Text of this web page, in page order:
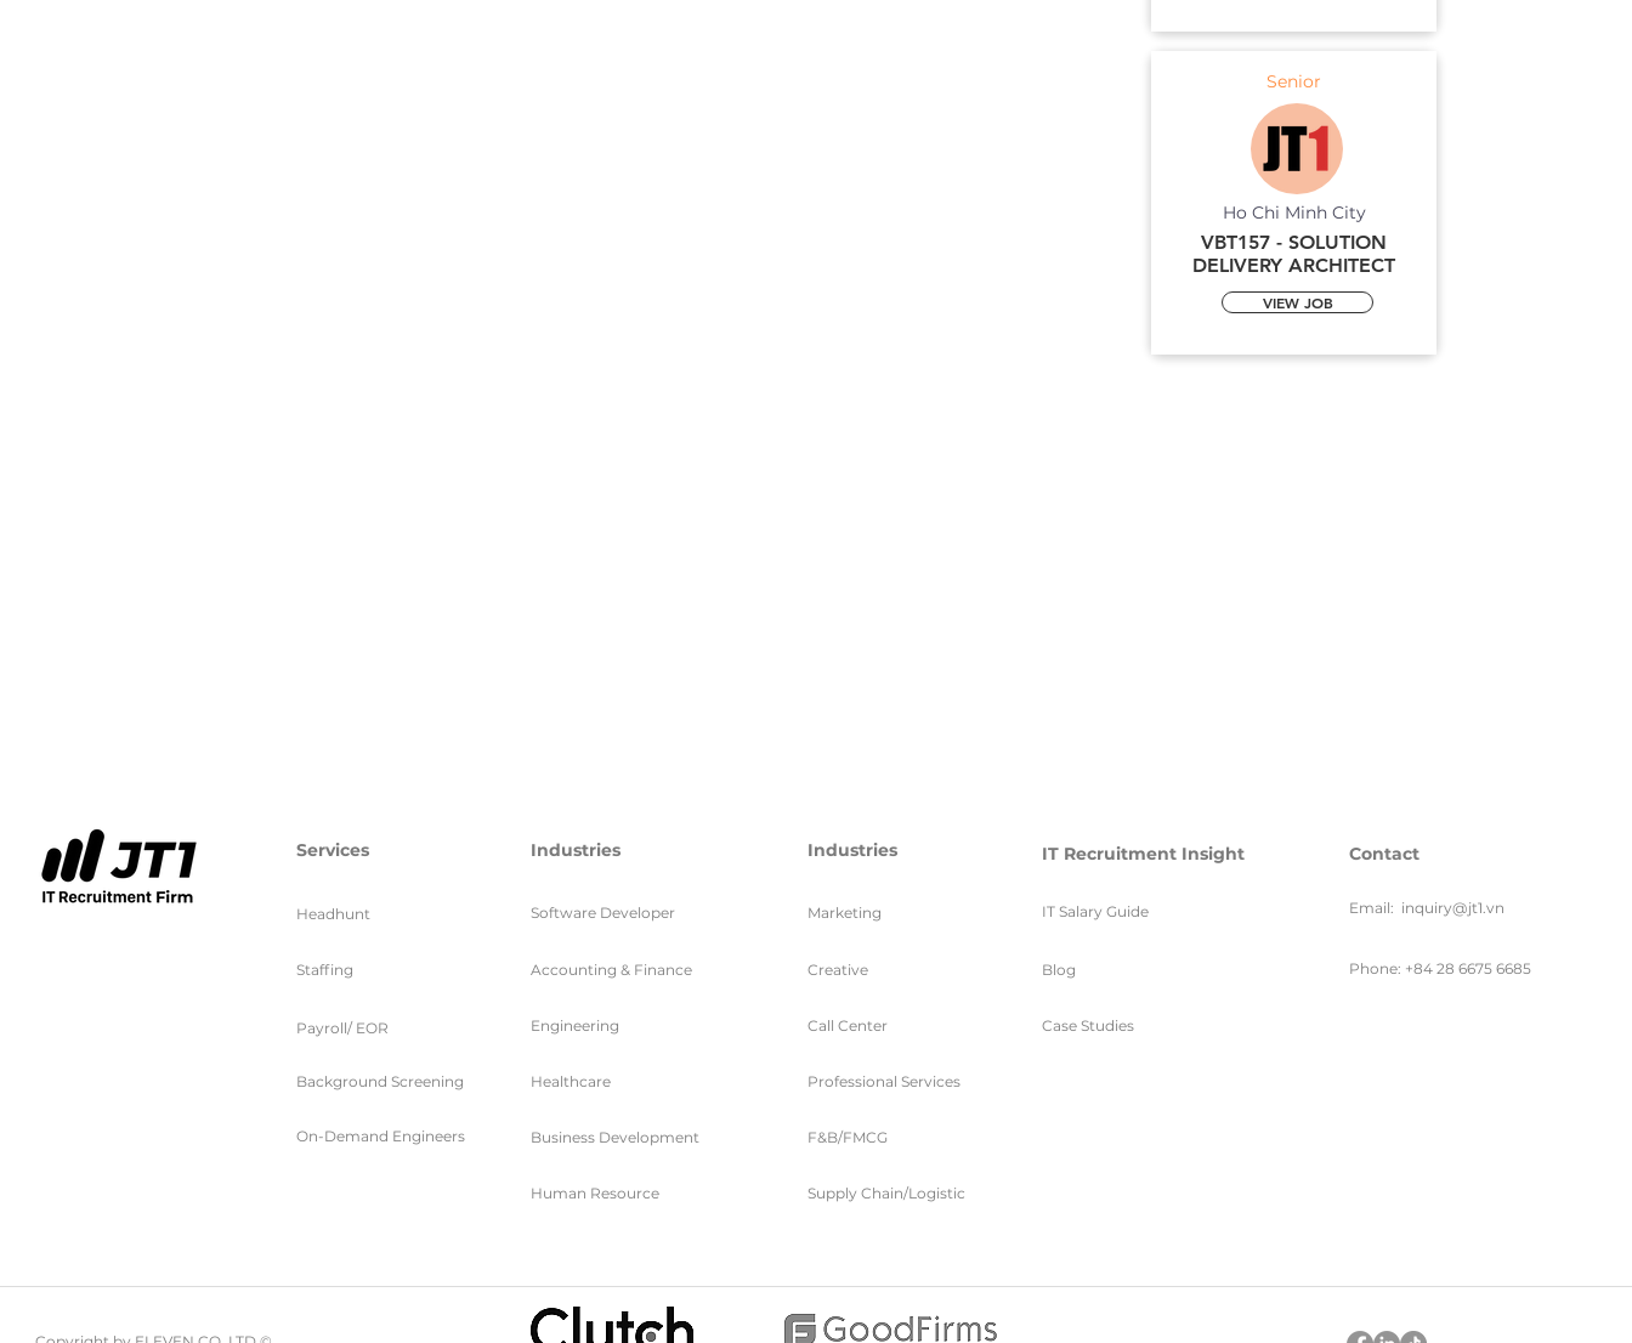
Senior
Ho Chi Minh City
VBT157 - SOLUTION
DELIVERY ARCHITECT
VIEW JOB
Services
Headhunt
Staffing
Payroll/ EOR
Background Screening
On-Demand Engineers
Industries
Software Developer
Accounting & Finance
Engineering
Healthcare
Business Development
Human Resource
Industries
Marketing
Creative
Call Center
IT Recruitment Insight
IT Salary Guide
Blog
Case Studies
Professional Services
F&B/FMCG
Supply Chain/Logistic
Contact
Email: inquiry@jt1.vn
Phone: +84 28 6675 6685